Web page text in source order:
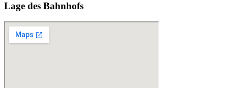
Lage des Bahnhofs